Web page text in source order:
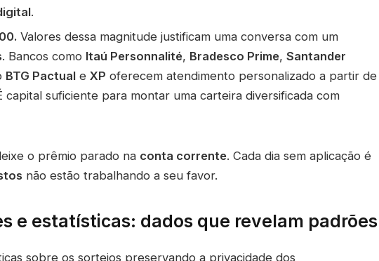
.
Valores dessa magnitude justificam uma conversa com um
. Bancos como Itaú Personnalité, Bradesco Prime, Santander
BTG Pactual e XP oferecem atendimento personalizado a partir de
capital suficiente para montar uma carteira diversificada com
o prêmio parado na conta corrente. Cada dia sem aplicação é
não estão trabalhando a seu favor.
e estatísticas: dados que revelam padrões
sobre os sorteios preservando a privacidade dos